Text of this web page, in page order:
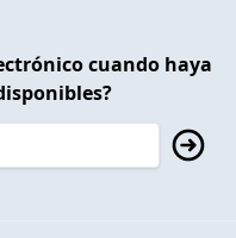
cuando haya